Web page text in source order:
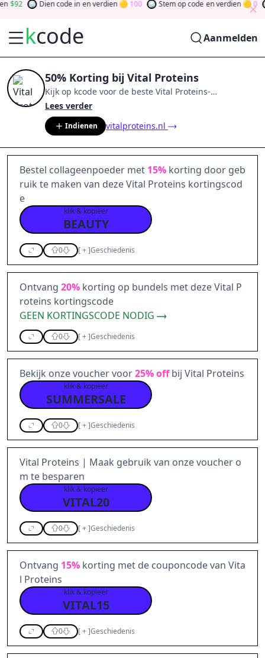
92 Dien code in en verdien 100 Stem op code en verdien 0
kcode Aanmelden
50% Korting bij Vital Proteins
Kijk op kcode voor de beste Vital Proteins-
aanbiedingen van
community en verdien tokens door bij te dragen via
stemmen, testen, delen en meer.
Glücksklee und gewinnen Sie Geld
Lees verder
Indienen vitalproteins.nl
Bestel collageenpoeder met 15% korting door geb
ruik te maken van deze Vital Proteins kortingscod
e
klik & kopieer
BEAUTY
0 [+]Geschiedenis
Ontvang 20% korting op bundels met deze Vital P
roteins kortingscode
GEEN KORTINGSCODE NODIG
0 [+]Geschiedenis
Bekijk onze voucher voor25%offbij Vital Proteins
klik & kopieer
SUMMERSALE
0 [+]Geschiedenis
Vital Proteins | Maak gebruik van onze voucher o
m te besparen
klik & kopieer
VITAL20
0 [+]Geschiedenis
Ontvang 15% korting met de couponcode van Vita
l Proteins
klik & kopieer
VITAL15
0 [+]Geschiedenis